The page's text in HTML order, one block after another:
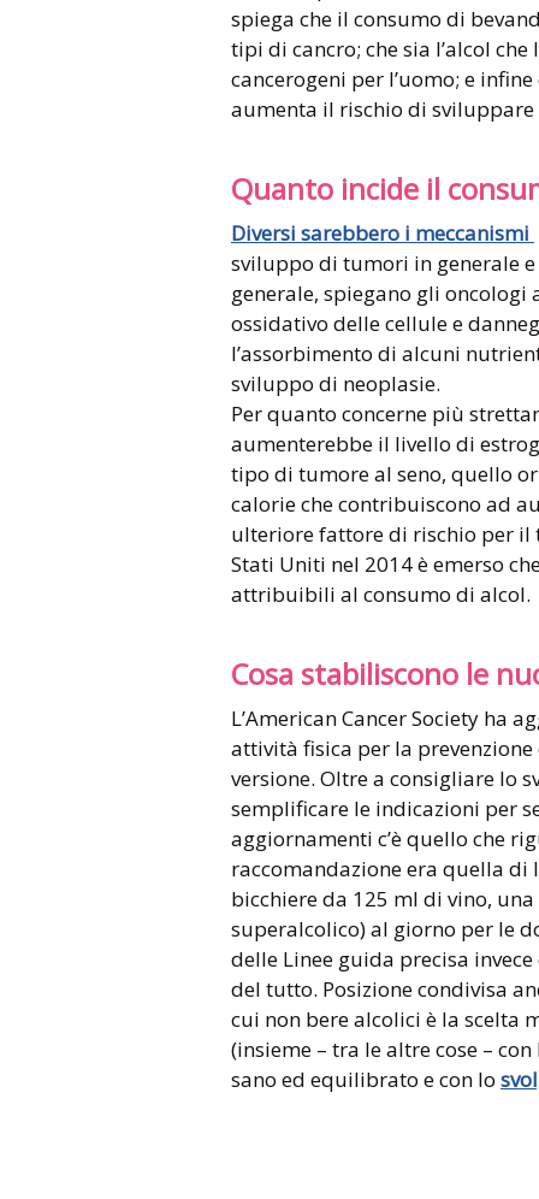
spiega che il consumo di
tipi di cancro; che sia l’alcol
cancerogeni per l’uomo; e
aumenta il rischio di
Quanto incide il
Diversi sarebbero i meccanismi
sviluppo di tumori in generale
generale, spiegano gli
ossidativo delle cellule e
l’assorbimento di alcuni
sviluppo di neoplasie.
Per quanto concerne più
aumenterebbe il livello di
tipo di tumore al seno, quello
calorie che contribuiscono ad
ulteriore fattore di rischio per il
Stati Uniti nel 2014 è emerso
attribuibili al consumo di alcol.
Cosa stabiliscono le
L’American Cancer Society ha
attività fisica per la
versione. Oltre a consigliare lo
semplificare le indicazioni per
aggiornamenti c’è quello che
raccomandazione era quella di
bicchiere da 125 ml di vino,
superalcolico) al giorno per le
delle Linee guida precisa
del tutto. Posizione condivisa
cui non bere alcolici è la scelta
(insieme – tra le altre cose –
sano ed equilibrato e con lo